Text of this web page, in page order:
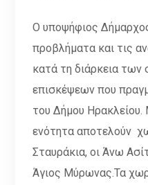
Ο υποψήφιος
προβλήματα και τις
κατά τη διάρκεια των
επισκέψεων που
του Δήμου Ηρακλείου.
ενότητα αποτελούν
Σταυράκια, οι Άνω
Άγιος Μύρωνας.Τα